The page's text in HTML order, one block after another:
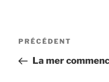
Navigation
l’article
Article
précédent
PRÉCÉDENT
La mer